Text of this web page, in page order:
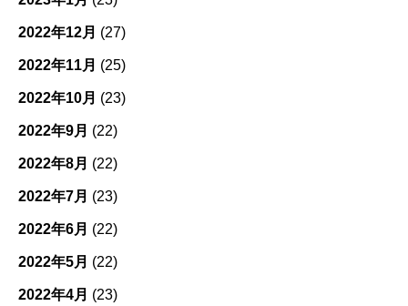
2022年12月 (27)
2022年11月 (25)
2022年10月 (23)
2022年9月 (22)
2022年8月 (22)
2022年7月 (23)
2022年6月 (22)
2022年5月 (22)
2022年4月 (23)